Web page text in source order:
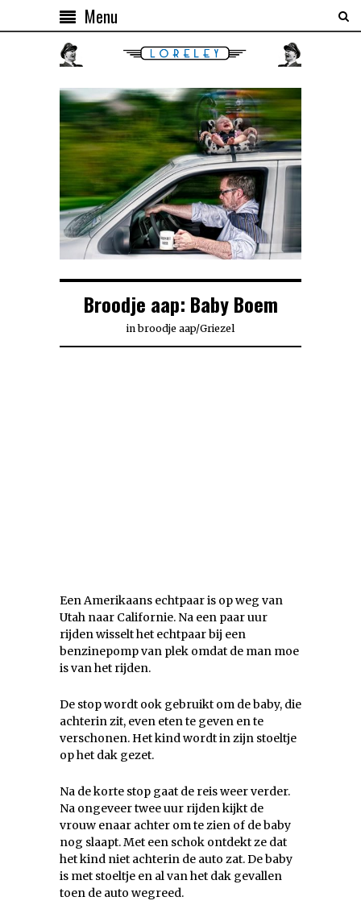
Menu
Broodje aap: Baby Boem
in broodje aap/Griezel
Een Amerikaans echtpaar is op weg van
Utah naar Californie. Na een paar uur
rijden wisselt het echtpaar bij een
benzinepomp van plek omdat de man moe
is van het rijden.
De stop wordt ook gebruikt om de baby, die
achterin zit, even eten te geven en te
verschonen. Het kind wordt in zijn stoeltje
op het dak gezet.
Na de korte stop gaat de reis weer verder.
Na ongeveer twee uur rijden kijkt de
vrouw enaar achter om te zien of de baby
nog slaapt. Met een schok ontdekt ze dat
het kind niet achterin de auto zat. De baby
is met stoeltje en al van het dak gevallen
toen de auto wegreed.